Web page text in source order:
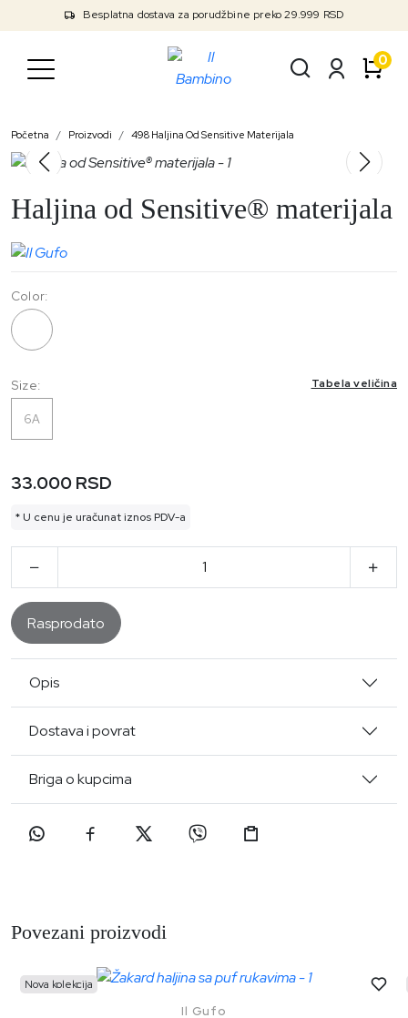
Besplatna dostava za porudžbine preko 29.999 RSD
0
Početna Proizvodi 498 Haljina Od Sensitive Materijala
Haljina od Sensitive® materijala
Size: Tabela veličina
6A
Color:
33.000 RSD
* U cenu je uračunat iznos PDV-a
Rasprodato
Opis
Dostava i povrat
Briga o kupcima
Povezani proizvodi
Nova kolekcija
Il Gufo